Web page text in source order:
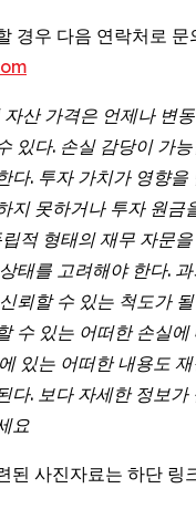
경우 다음 연락처로 문
자산 가격은 언제나 변동
있다. 손실 감당이 가
다. 투자 가치가 영향을
지 못하거나 투자 원금
적 형태의 재무 자문을
상태를 고려해야 한다.
신뢰할 수 있는 척도가 될
수 있는 어떠한 손실에
있는 어떠한 내용도
다. 보다 자세한 정보가
요
된 사진자료는 하단 링